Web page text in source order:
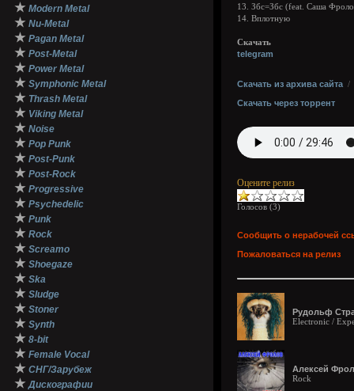
★ Modern Metal
★ Nu-Metal
★ Pagan Metal
★ Post-Metal
★ Power Metal
★ Symphonic Metal
★ Thrash Metal
★ Viking Metal
★ Noise
★ Pop Punk
★ Post-Punk
★ Post-Rock
★ Progressive
★ Psychedelic
★ Punk
★ Rock
★ Screamo
★ Shoegaze
★ Ska
★ Sludge
★ Stoner
★ Synth
★ 8-bit
★ Female Vocal
★ СНГ/Зарубеж
★ Дискографии
13. Збс=Збс (feat. Саша
14. Вплотную
Скачать
telegram
Скачать из архива сайта /
Скачать через торрент
Оцените релиз
Голосов (3)
Сообщить о нерабочей
Пожаловаться на релиз
Рудольф
Electronic /
Алексей
Rock